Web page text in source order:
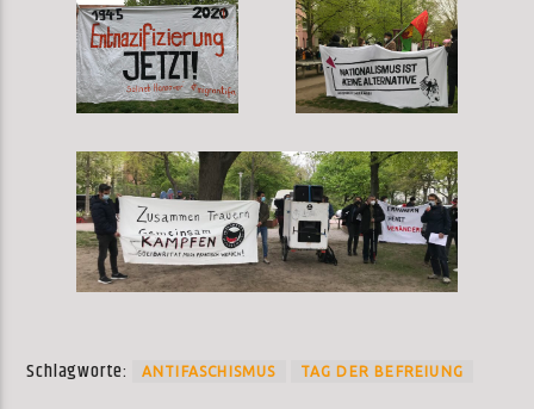
Schlagworte: ANTIFASCHISMUS TAG DER BEFREIUNG